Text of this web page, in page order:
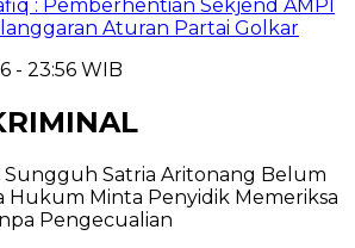
: Pemberhentian Sekjend AMPI
Aturan Partai Golkar
- 23:56 WIB